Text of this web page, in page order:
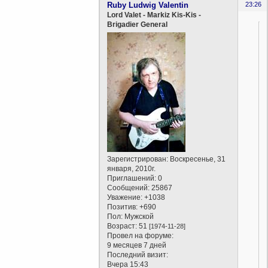
23:26
Ruby Ludwig Valentin
Lord Valet - Markiz Kis-Kis -
Brigadier General
Зарегистрирован: Воскресенье, 31
января, 2010г.
Приглашений: 0
Сообщений: 25867
Уважение: +1038
Позитив: +690
Пол: Мужской
Возраст: 51[1974-11-28]
Провел на форуме:
9 месяцев 7 дней
Последний визит:
Вчера 15:43